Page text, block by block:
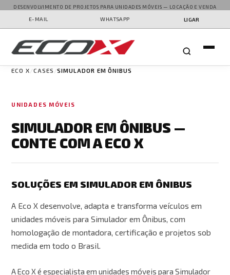
DESENVOLVIMENTO DE PROJETOS PARA UNIDADES MÓVEIS — LOCAÇÃO E VENDA
E-MAIL
WHATSAPP LIGAR
ECO X CASES SIMULADOR EM ÔNIBUS
UNIDADES MÓVEIS
SIMULADOR EM ÔNIBUS —
CONTE COM A ECO X
SOLUÇÕES EM SIMULADOR EM ÔNIBUS
A Eco X desenvolve, adapta e transforma veículos em
unidades móveis para Simulador em Ônibus, com
homologação de montadora, certificação e projetos sob
medida em todo o Brasil.
A Eco X é especialista em unidades móveis para Simulador